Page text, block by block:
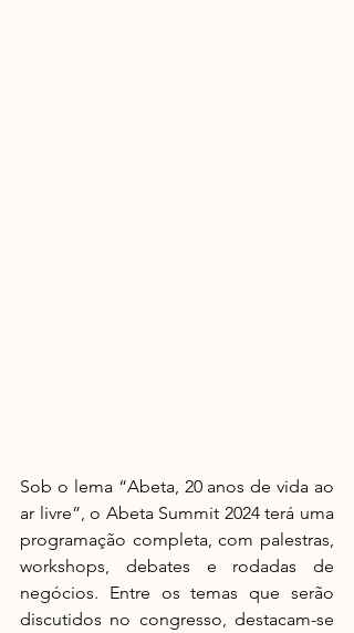
Sob o lema “Abeta, 20 anos de vida ao
ar livre”, o Abeta Summit 2024 terá uma
programação completa, com palestras,
workshops, debates e rodadas de
negócios. Entre os temas que serão
discutidos no congresso, destacam-se